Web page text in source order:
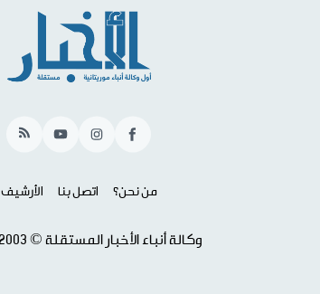
Facebook
Instagram
YouTube
RSS
من نحن؟ اتصل بنا الأرشيف
وكالة أنباء الأخبار المستقلة © 2003 - 2026